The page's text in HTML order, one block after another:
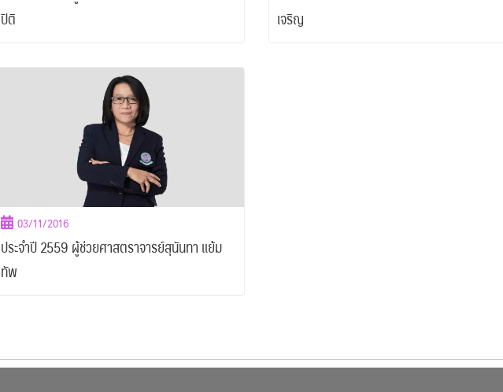
ปิติ
เจริญ
03/11/2016
ประจำปี 2559 ผู้ช่วยศาสตราจารย์สุนันทา แย้ม
ทัพ